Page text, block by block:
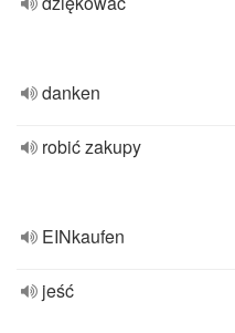
danken
robić zakupy
EINkaufen
jeść